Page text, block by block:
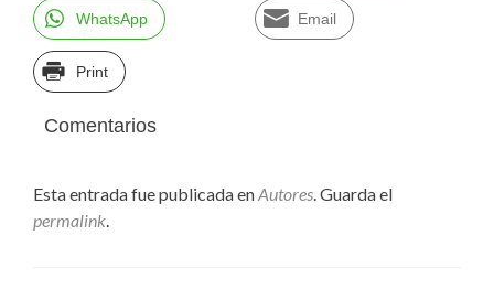
WhatsApp Email
Print
Comentarios
Esta entrada fue publicada enAutores. Guarda el
permalink.